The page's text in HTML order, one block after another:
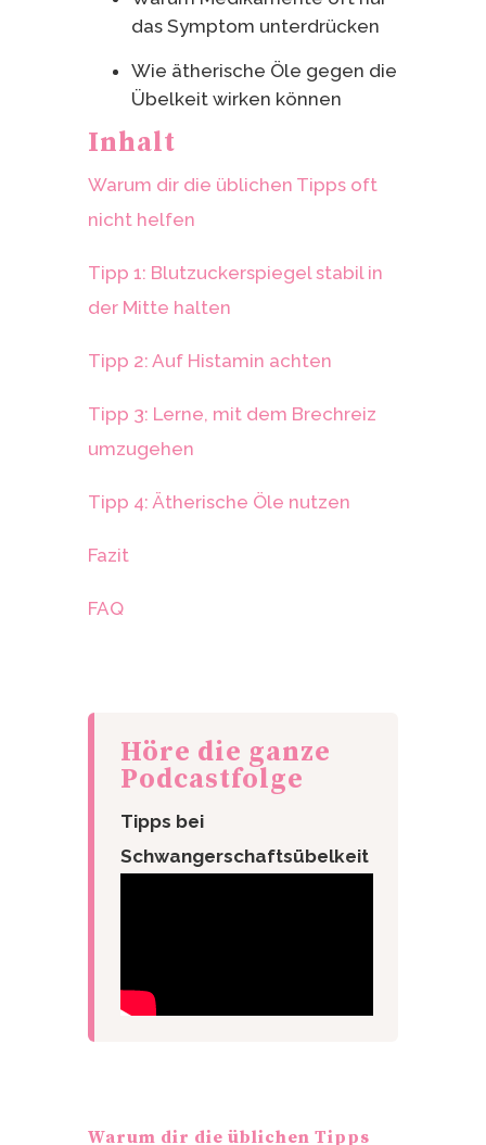
das Symptom unterdrücken
Wie ätherische Öle gegen die
Übelkeit wirken können
Inhalt
Warum dir die üblichen Tipps oft
nicht helfen
Tipp 1: Blutzuckerspiegel stabil in
der Mitte halten
Tipp 2: Auf Histamin achten
Tipp 3: Lerne, mit dem Brechreiz
umzugehen
Tipp 4: Ätherische Öle nutzen
Fazit
FAQ
Höre die ganze
Podcastfolge
Tipps bei
Schwangerschaftsübelkeit
Warum dir die üblichen Tipps